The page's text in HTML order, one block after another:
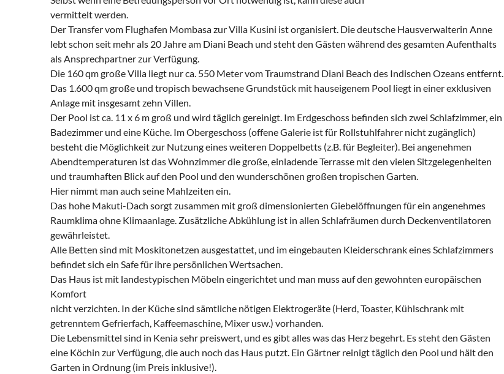
vermittelt werden.
Der Transfer vom Flughafen Mombasa zur Villa Kusini ist organisiert. Die deutsche Hausverwalterin Anne
lebt schon seit mehr als 20 Jahre am Diani Beach und steht den Gästen während des gesamten Aufenthalts
als Ansprechpartner zur Verfügung.
Die 160 qm große Villa liegt nur ca. 550 Meter vom Traumstrand Diani Beach des Indischen Ozeans entfernt.
Das 1.600 qm große und tropisch bewachsene Grundstück mit hauseigenem Pool liegt in einer exklusiven
Anlage mit insgesamt zehn Villen.
Der Pool ist ca. 11 x 6 m groß und wird täglich gereinigt. Im Erdgeschoss befinden sich zwei Schlafzimmer, ein
Badezimmer und eine Küche. Im Obergeschoss (offene Galerie ist für Rollstuhlfahrer nicht zugänglich)
besteht die Möglichkeit zur Nutzung eines weiteren Doppelbetts (z.B. für Begleiter). Bei angenehmen
Abendtemperaturen ist das Wohnzimmer die große, einladende Terrasse mit den vielen Sitzgelegenheiten
und traumhaften Blick auf den Pool und den wunderschönen großen tropischen Garten.
Hier nimmt man auch seine Mahlzeiten ein.
Das hohe Makuti-Dach sorgt zusammen mit groß dimensionierten Giebelöffnungen für ein angenehmes
Raumklima ohne Klimaanlage. Zusätzliche Abkühlung ist in allen Schlafräumen durch Deckenventilatoren
gewährleistet.
Alle Betten sind mit Moskitonetzen ausgestattet, und im eingebauten Kleiderschrank eines Schlafzimmers
befindet sich ein Safe für ihre persönlichen Wertsachen.
Das Haus ist mit landestypischen Möbeln eingerichtet und man muss auf den gewohnten europäischen
Komfort
nicht verzichten. In der Küche sind sämtliche nötigen Elektrogeräte (Herd, Toaster, Kühlschrank mit
getrenntem Gefrierfach, Kaffeemaschine, Mixer usw.) vorhanden.
Die Lebensmittel sind in Kenia sehr preiswert, und es gibt alles was das Herz begehrt. Es steht den Gästen
eine Köchin zur Verfügung, die auch noch das Haus putzt. Ein Gärtner reinigt täglich den Pool und hält den
Garten in Ordnung (im Preis inklusive!).